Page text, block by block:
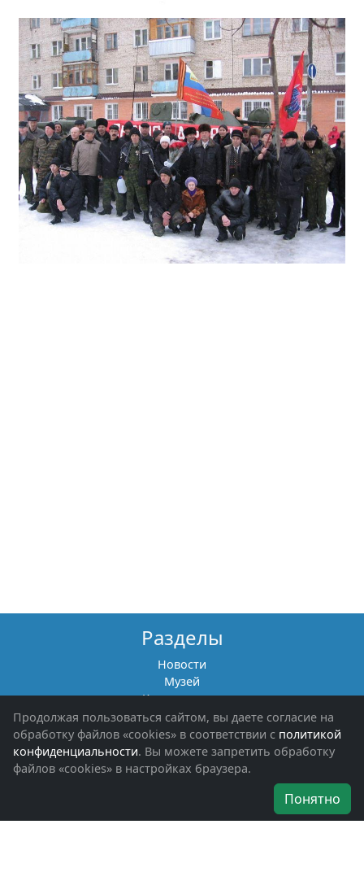
Разделы
Новости
Музей
Книги памяти
Фотоальбомы
Обращения граждан
Помощь участникам СВО и их семьям
Об организации
Наши награды
Продолжая пользоваться сайтом, вы даете согласие на
обработку файлов «cookies» в соответствии с политикой
конфиденциальности. Вы можете запретить обработку
файлов «cookies» в настройках браузера.
Понятно